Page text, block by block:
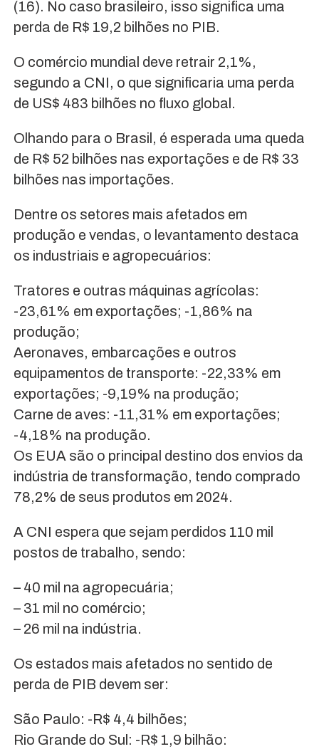
(16). No caso brasileiro, isso significa uma
perda de R$ 19,2 bilhões no PIB.
O comércio mundial deve retrair 2,1%,
segundo a CNI, o que significaria uma perda
de US$ 483 bilhões no fluxo global.
Olhando para o Brasil, é esperada uma queda
de R$ 52 bilhões nas exportações e de R$ 33
bilhões nas importações.
Dentre os setores mais afetados em
produção e vendas, o levantamento destaca
os industriais e agropecuários:
Tratores e outras máquinas agrícolas:
-23,61% em exportações; -1,86% na
produção;
Aeronaves, embarcações e outros
equipamentos de transporte: -22,33% em
exportações; -9,19% na produção;
Carne de aves: -11,31% em exportações;
-4,18% na produção.
Os EUA são o principal destino dos envios da
indústria de transformação, tendo comprado
78,2% de seus produtos em 2024.
A CNI espera que sejam perdidos 110 mil
postos de trabalho, sendo:
– 40 mil na agropecuária;
– 31 mil no comércio;
– 26 mil na indústria.
Os estados mais afetados no sentido de
perda de PIB devem ser:
São Paulo: -R$ 4,4 bilhões;
Rio Grande do Sul: -R$ 1,9 bilhão: